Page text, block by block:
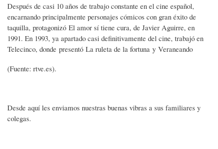
Después de casi 10 años de trabajo constante en el cine español,
encarnando principalmente personajes cómicos con gran éxito de
taquilla, protagonizó El amor sí tiene cura, de Javier Aguirre, en
1991. En 1993, ya apartado casi definitivamente del cine, trabajó en
Telecinco, donde presentó La ruleta de la fortuna y Veraneando
(Fuente: rtve.es).
Desde aquí les enviamos nuestras buenas vibras a sus familiares y
colegas.